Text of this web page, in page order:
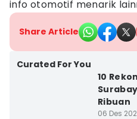
info otomotif menarik
Share Article
Curated For You
10
Ribuan
06 Des